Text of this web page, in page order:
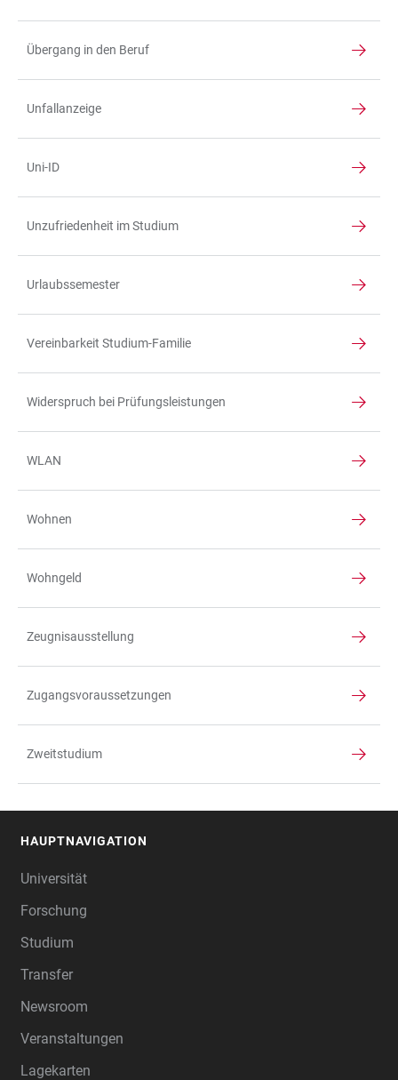
Übergang in den Beruf
Unfallanzeige
Uni-ID
Unzufriedenheit im Studium
Urlaubssemester
Vereinbarkeit Studium-Familie
Widerspruch bei Prüfungsleistungen
WLAN
Wohnen
Wohngeld
Zeugnisausstellung
Zugangsvoraussetzungen
Zweitstudium
HAUPTNAVIGATION
Universität
Forschung
Studium
Transfer
Newsroom
Veranstaltungen
Lagekarten